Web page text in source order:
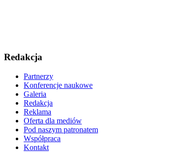
Redakcja
Partnerzy
Konferencje naukowe
Galeria
Redakcja
Reklama
Oferta dla mediów
Pod naszym patronatem
Współpraca
Kontakt